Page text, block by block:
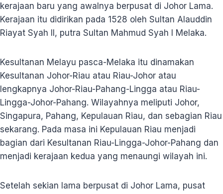
kerajaan baru yang awalnya berpusat di Johor Lama.
Kerajaan itu didirikan pada 1528 oleh Sultan Alauddin
Riayat Syah II, putra Sultan Mahmud Syah I Melaka.
Kesultanan Melayu pasca-Melaka itu dinamakan
Kesultanan Johor-Riau atau Riau-Johor atau
lengkapnya Johor-Riau-Pahang-Lingga atau Riau-
Lingga-Johor-Pahang. Wilayahnya meliputi Johor,
Singapura, Pahang, Kepulauan Riau, dan sebagian Riau
sekarang. Pada masa ini Kepulauan Riau menjadi
bagian dari Kesultanan Riau-Lingga-Johor-Pahang dan
menjadi kerajaan kedua yang menaungi wilayah ini.
Setelah sekian lama berpusat di Johor Lama, pusat